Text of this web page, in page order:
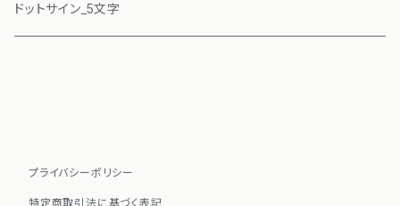
ドットサイン_5文字
プライバシーポリシー
特定商取引法に基づく表記